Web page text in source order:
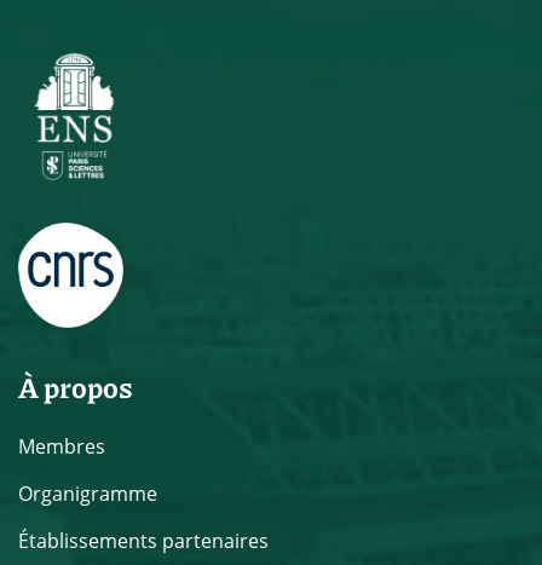
À propos
Membres
Organigramme
Établissements partenaires